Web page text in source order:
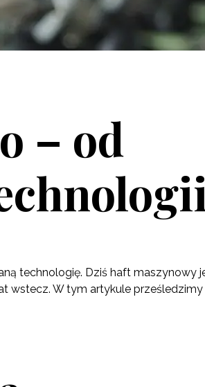
– od
technologię. Dziś haft maszynowy
wstecz. W tym artykule prześledzimy